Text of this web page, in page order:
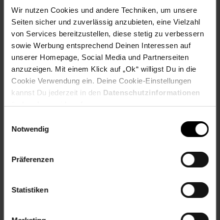
Wir nutzen Cookies und andere Techniken, um unsere
Seiten sicher und zuverlässig anzubieten, eine Vielzahl
von Services bereitzustellen, diese stetig zu verbessern
sowie Werbung entsprechend Deinen Interessen auf
unserer Homepage, Social Media und Partnerseiten
anzuzeigen. Mit einem Klick auf „Ok“ willigst Du in die
Cookie Verwendung ein. Deine Cookie-Einstellungen
kannst Du jederzeit in den Datenschutzinformationen
ändern bzw. widerrufen.
Notwendig
Präferenzen
Statistiken
Eu Verantwortliche Person Straße: Zechenstraße
geschlecht: Unix
Gewählte Variante:
Farbe: Schwarz
Größe: OneSize